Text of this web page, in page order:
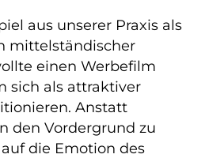
aus unserer Praxis als
mittelständischer
einen Werbefilm
sich als attraktiver
Anstatt
den Vordergrund zu
die Emotion des